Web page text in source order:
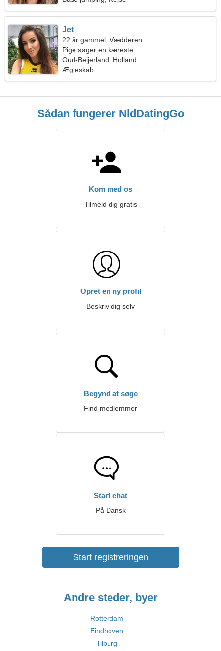
Jet
22 år gammel, Vædderen
Pige søger en kæreste
Oud-Beijerland, Holland
Ægteskab
Sådan fungerer NldDatingGo
Kom med os
Tilmeld dig gratis
Opret en ny profil
Beskriv dig selv
Begynd at søge
Find medlemmer
Start chat
På Dansk
Start registreringen
Andre steder, byer
Rotterdam
Eindhoven
Tilburg